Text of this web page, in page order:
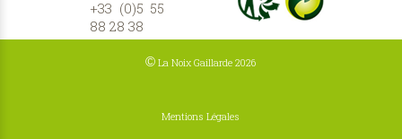
+33 (0)5 55
88 28 38
© La Noix Gaillarde 2026
Mentions Légales